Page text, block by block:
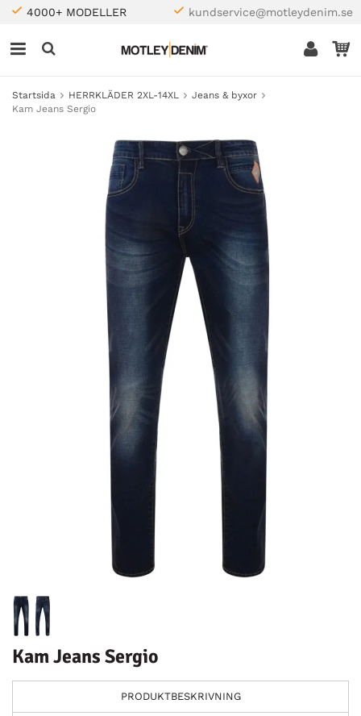
4000+ MODELLER kundservice@motleydenim.se
Startsida HERRKLÄDER 2XL-14XL
Jeans & byxor
Kam Jeans Sergio
Kam Jeans Sergio
PRODUKTBESKRIVNING